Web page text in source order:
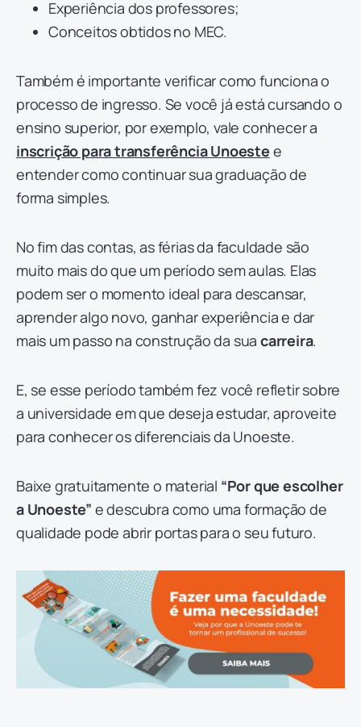
Experiência dos professores;
Conceitos obtidos no MEC.
Também é importante verificar como funciona o
processo de ingresso. Se você já está cursando o
ensino superior, por exemplo, vale conhecer a
inscrição para transferência Unoeste e
entender como continuar sua graduação de
forma simples.
No fim das contas, as férias da faculdade são
muito mais do que um período sem aulas. Elas
podem ser o momento ideal para descansar,
aprender algo novo, ganhar experiência e dar
mais um passo na construção da sua carreira.
E, se esse período também fez você refletir sobre
a universidade em que deseja estudar, aproveite
para conhecer os diferenciais da Unoeste.
Baixe gratuitamente o material “Por que escolher
a Unoeste” e descubra como uma formação de
qualidade pode abrir portas para o seu futuro.